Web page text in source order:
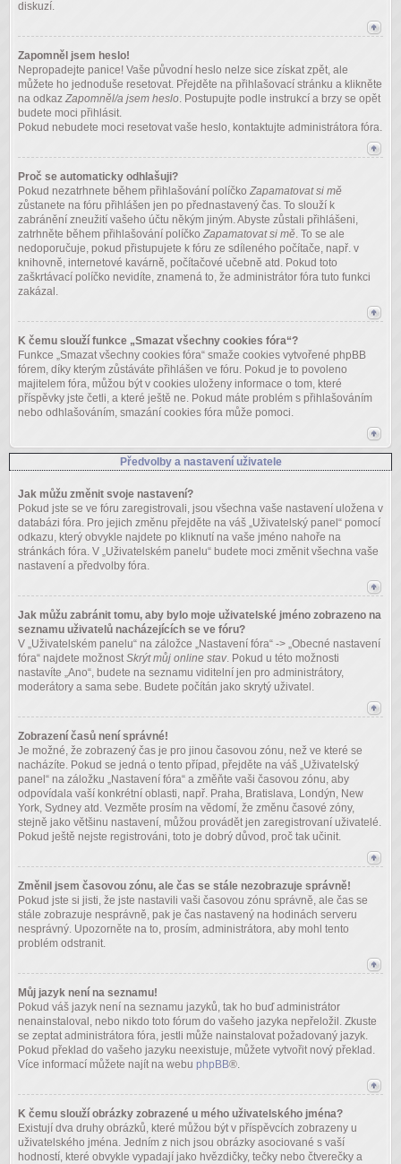
diskuzí.
Zapomněl jsem heslo!
Nepropadejte panice! Vaše původní heslo nelze sice získat zpět, ale
můžete ho jednoduše resetovat. Přejděte na přihlašovací stránku a klikněte
na odkaz Zapomněl/a jsem heslo. Postupujte podle instrukcí a brzy se opět
budete moci přihlásit.
Pokud nebudete moci resetovat vaše heslo, kontaktujte administrátora fóra.
Proč se automaticky odhlašuji?
Pokud nezatrhnete během přihlašování políčko Zapamatovat si mě
zůstanete na fóru přihlášen jen po přednastavený čas. To slouží k
zabránění zneužití vašeho účtu někým jiným. Abyste zůstali přihlášeni,
zatrhněte během přihlašování políčko Zapamatovat si mě. To se ale
nedoporučuje, pokud přistupujete k fóru ze sdíleného počítače, např. v
knihovně, internetové kavárně, počítačové učebně atd. Pokud toto
zaškrtávací políčko nevidíte, znamená to, že administrátor fóra tuto funkci
zakázal.
K čemu slouží funkce „Smazat všechny cookies fóra“?
Funkce „Smazat všechny cookies fóra“ smaže cookies vytvořené phpBB
fórem, díky kterým zůstáváte přihlášen ve fóru. Pokud je to povoleno
majitelem fóra, můžou být v cookies uloženy informace o tom, které
příspěvky jste četli, a které ještě ne. Pokud máte problém s přihlašováním
nebo odhlašováním, smazání cookies fóra může pomoci.
Předvolby a nastavení uživatele
Jak můžu změnit svoje nastavení?
Pokud jste se ve fóru zaregistrovali, jsou všechna vaše nastavení uložena v
databázi fóra. Pro jejich změnu přejděte na váš „Uživatelský panel“ pomocí
odkazu, který obvykle najdete po kliknutí na vaše jméno nahoře na
stránkách fóra. V „Uživatelském panelu“ budete moci změnit všechna vaše
nastavení a předvolby fóra.
Jak můžu zabránit tomu, aby bylo moje uživatelské jméno zobrazeno na
seznamu uživatelů nacházejících se ve fóru?
V „Uživatelském panelu“ na záložce „Nastavení fóra“ -> „Obecné nastavení
fóra“ najdete možnostSkrýt můj online stav. Pokud u této možnosti
nastavíte „Ano“, budete na seznamu viditelní jen pro administrátory,
moderátory a sama sebe. Budete počítán jako skrytý uživatel.
Zobrazení časů není správné!
Je možné, že zobrazený čas je pro jinou časovou zónu, než ve které se
nacházíte. Pokud se jedná o tento případ, přejděte na váš „Uživatelský
panel“ na záložku „Nastavení fóra“ a změňte vaši časovou zónu, aby
odpovídala vaší konkrétní oblasti, např. Praha, Bratislava, Londýn, New
York, Sydney atd. Vezměte prosím na vědomí, že změnu časové zóny,
stejně jako většinu nastavení, můžou provádět jen zaregistrovaní uživatelé.
Pokud ještě nejste registrováni, toto je dobrý důvod, proč tak učinit.
Změnil jsem časovou zónu, ale čas se stále nezobrazuje správně!
Pokud jste si jisti, že jste nastavili vaši časovou zónu správně, ale čas se
stále zobrazuje nesprávně, pak je čas nastavený na hodinách serveru
nesprávný. Upozorněte na to, prosím, administrátora, aby mohl tento
problém odstranit.
Můj jazyk není na seznamu!
Pokud váš jazyk není na seznamu jazyků, tak ho buď administrátor
nenainstaloval, nebo nikdo toto fórum do vašeho jazyka nepřeložil. Zkuste
se zeptat administrátora fóra, jestli může nainstalovat požadovaný jazyk.
Pokud překlad do vašeho jazyku neexistuje, můžete vytvořit nový překlad.
Více informací můžete najít na webu phpBB®.
K čemu slouží obrázky zobrazené u mého uživatelského jména?
Existují dva druhy obrázků, které můžou být v příspěvcích zobrazeny u
uživatelského jména. Jedním z nich jsou obrázky asociované s vaší
hodností, které obvykle vypadají jako hvězdičky, tečky nebo čtverečky a